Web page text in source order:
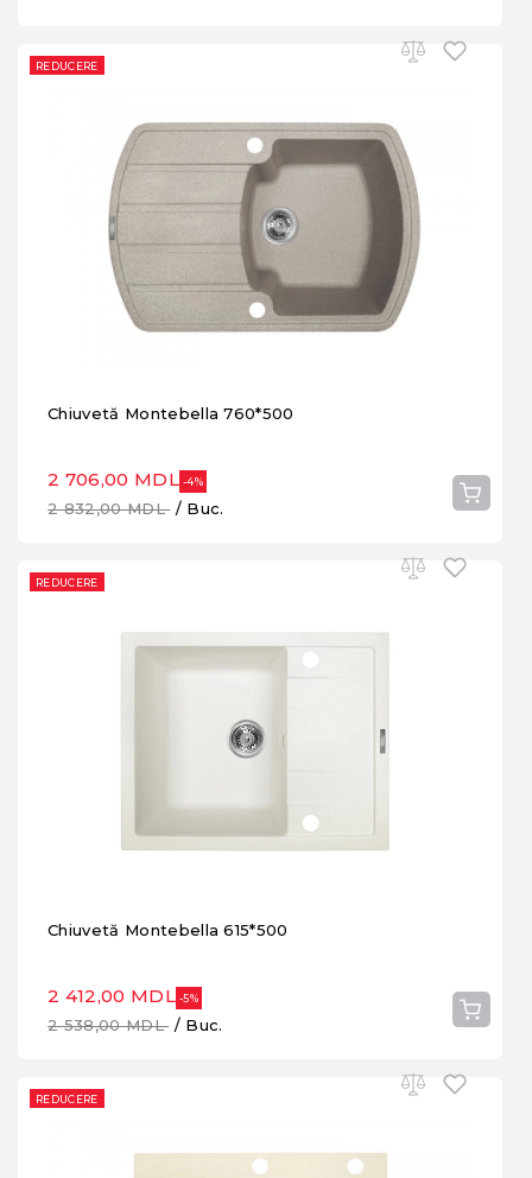
REDUCERE
Chiuvetă Montebella 760*500
2 706,00 MDL -4%
2 832,00 MDL/ Buc.
REDUCERE
Chiuvetă Montebella 615*500
2 412,00 MDL -5%
2 538,00 MDL/ Buc.
REDUCERE